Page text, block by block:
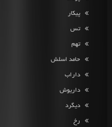
پیکار
تس
تهم
حامد اسلش
داراب
داریوش
دیگرد
رخ